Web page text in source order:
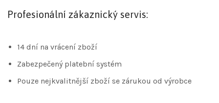
Profesionální zákaznický servis:
14 dní na vrácení zboží
Zabezpečený platební systém
Pouze nejkvalitnější zboží se zárukou od výrobce